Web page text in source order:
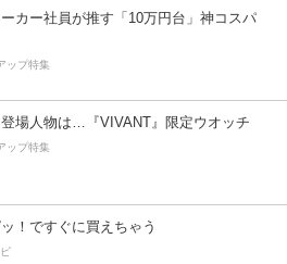
ーカー社員が推す「10万円台」神コスパ
ップ特集
場人物は…『VIVANT』限定ウオッチ
ップ特集
！ですぐに買えちゃう